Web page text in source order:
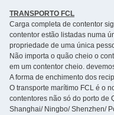
TRANSPORTO FCL
Carga completa de contentor
contentor estão listadas numa
propriedade de uma única
Não importa o quão cheio o
em um contentor cheio.
A forma de enchimento dos
O transporte marítimo FCL é o
contentores não só do porto de
Shanghai/ Ningbo/ Shenzhen/